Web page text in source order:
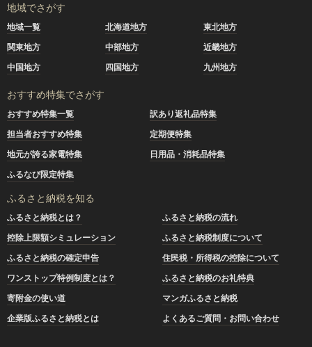
地域でさがす
地域一覧 北海道地方
東北地方
関東地方
中部地方
近畿地方
中国地方
四国地方 九州地方
おすすめ特集でさがす
おすすめ特集一覧
訳あり返礼品特集
担当者おすすめ特集
定期便特集
地元が誇る家電特集
日用品・消耗品特集
ふるなび限定特集
ふるさと納税を知る
ふるさと納税とは？
ふるさと納税の流れ
控除上限額シミュレーション
ふるさと納税制度について
ふるさと納税の確定申告
住民税・所得税の控除について
ワンストップ特例制度とは？
ふるさと納税のお礼特典
寄附金の使い道
マンガふるさと納税
企業版ふるさと納税とは
よくあるご質問・お問い合わせ